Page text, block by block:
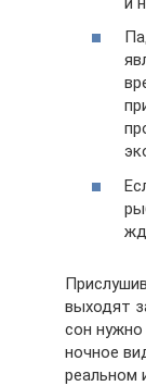
выходят
сон нужно
ночное
реальном